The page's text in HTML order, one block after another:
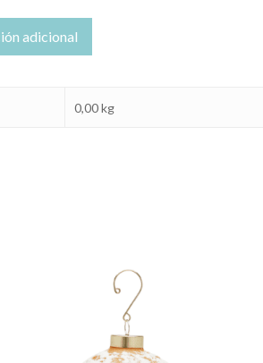
adicional
0,00 kg